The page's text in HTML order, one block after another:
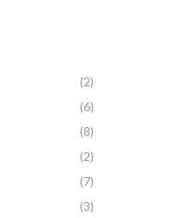
(2)
(6)
(8)
(2)
(7)
(3)